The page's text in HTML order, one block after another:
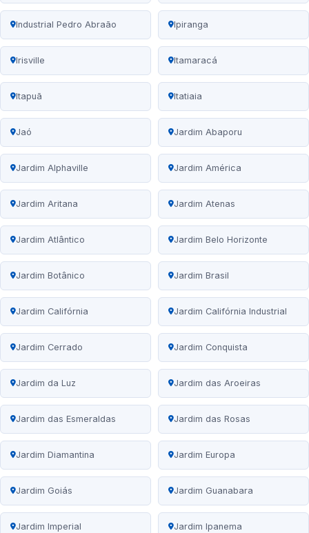
Industrial Pedro Abraão Ipiranga
Irisville Itamaracá
Itapuã Itatiaia
Jaó Jardim Abaporu
Jardim Alphaville Jardim América
Jardim Aritana Jardim Atenas
Jardim Atlântico Jardim Belo Horizonte
Jardim Botânico Jardim Brasil
Jardim Califórnia Jardim Califórnia Industrial
Jardim Cerrado Jardim Conquista
Jardim da Luz Jardim das Aroeiras
Jardim das Esmeraldas Jardim das Rosas
Jardim Diamantina Jardim Europa
Jardim Goiás Jardim Guanabara
Jardim Imperial Jardim Ipanema